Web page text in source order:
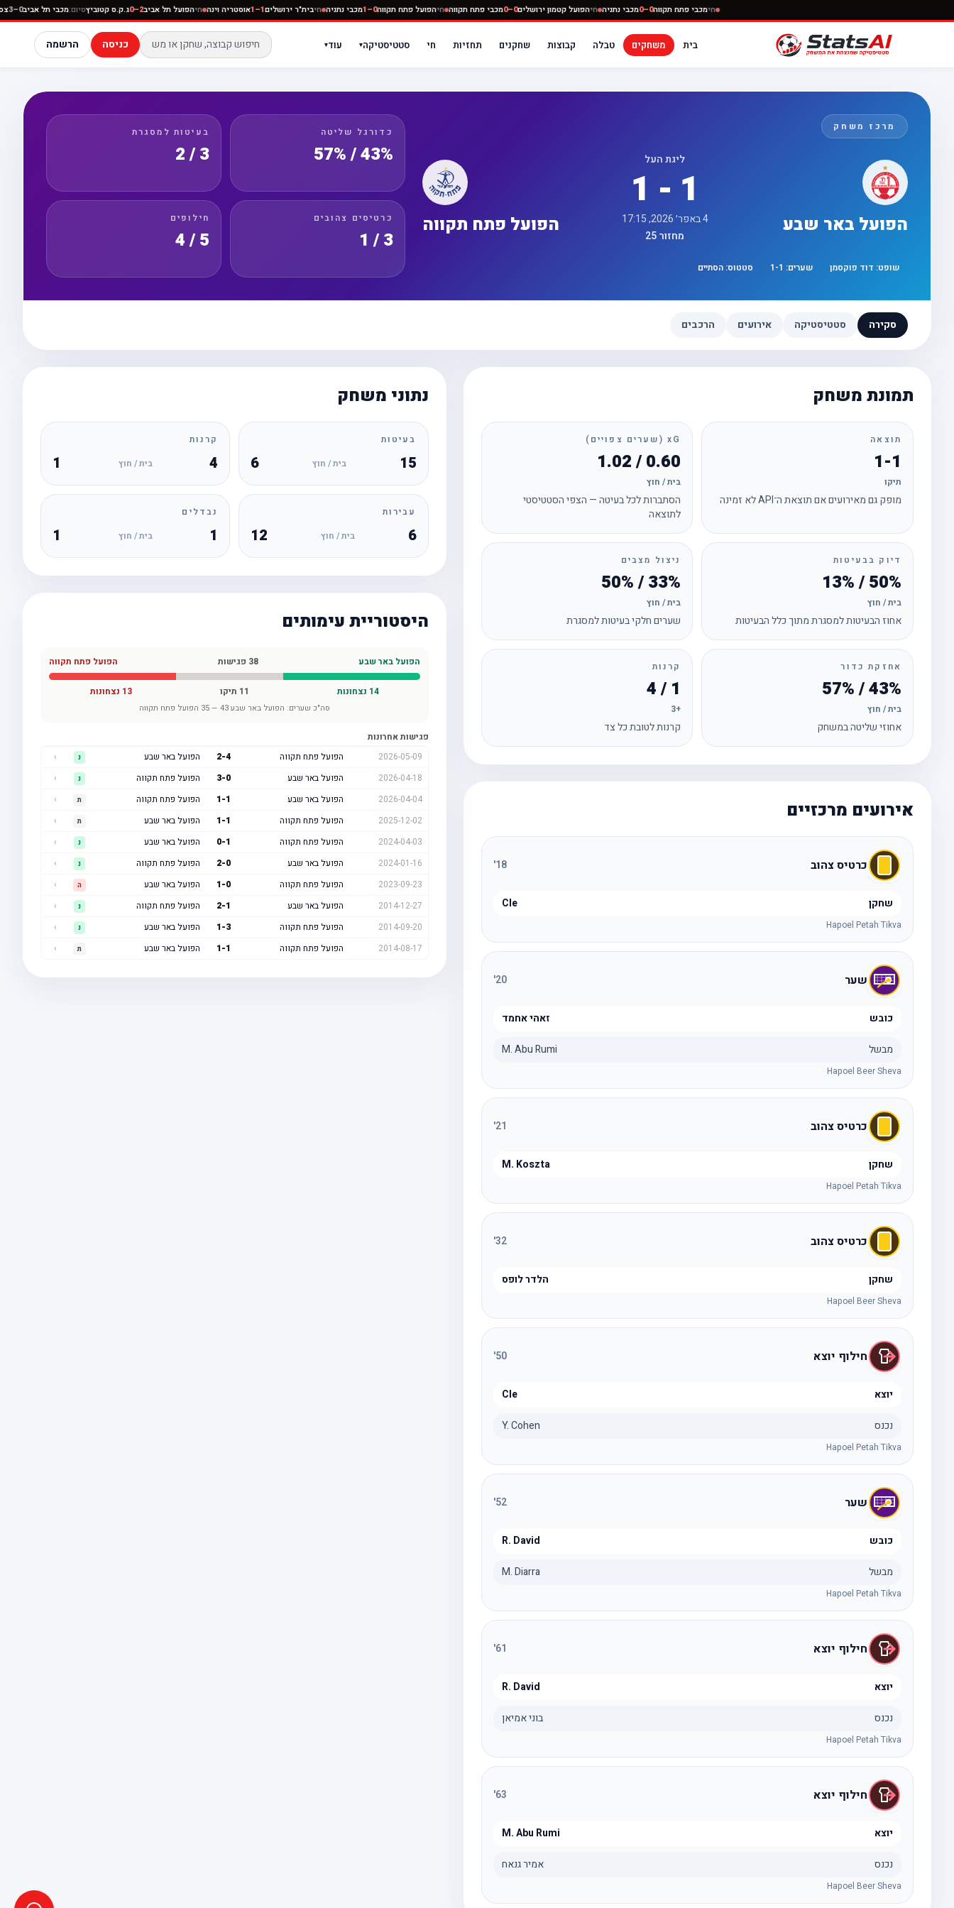
חימכבי פתח תקווה0–0 מכבי נתניה חיהפועל קטמון ירושלים0–0 מכבי פתח תקווה חיהפועל פתח תקווה0–1 מכבי נתניה חיבית"ר ירושלים1–1 אוסטריה וינה חיהפועל תל אביב2–0 ג.ק.ס קטוביץסיום:מכבי
בית משחקים טבלה קבוצות שחקנים תחזיות חי סטטיסטיקה▾ עוד▾ כניסה הרשמה
מרכז משחק
הפועל באר שבע
ליגת העל
1 - 1
4 באפר׳ 2026, 17:15
מחזור 25
הפועל פתח תקווה
שופט: דוד פוקסמן שערים: 1-1 סטטוס: הסתיים
כדורגל שליטה
43% / 57%
בעיטות למסגרת
3 / 2
כרטיסים צהובים
3 / 1
חילופים
5 / 4
סקירה סטטיסטיקה אירועים הרכבים
תמונת משחק
תוצאה
1-1
תיקו
מופק גם מאירועים אם תוצאת ה־API לא זמינה
xG (שערים צפויים)
0.60 / 1.02
בית / חוץ
הסתברות לכל בעיטה — הצפי הסטטיסטי
לתוצאה
דיוק בבעיטות
50% / 13%
בית / חוץ
אחוז הבעיטות למסגרת מתוך כלל הבעיטות
ניצול מצבים
33% / 50%
בית / חוץ
שערים חלקי בעיטות למסגרת
אחזקת כדור
43% / 57%
בית / חוץ
אחוזי שליטה במשחק
קרנות
1 / 4
+3
קרנות לטובת כל צד
אירועים מרכזיים
כרטיס צהוב 18
'
שחקן Cle
Hapoel Petah Tikva
שער 20
'
כובש זאהי אחמד
מבשל M. Abu Rumi
Hapoel Beer Sheva
כרטיס צהוב 21
'
שחקן M. Koszta
Hapoel Petah Tikva
כרטיס צהוב 32
'
שחקן הלדר לופס
Hapoel Beer Sheva
חילוף יוצא 50
'
יוצא Cle
נכנס Y. Cohen
Hapoel Petah Tikva
שער 52
'
כובש R. David
מבשל M. Diarra
Hapoel Petah Tikva
חילוף יוצא 61
'
יוצא R. David
נכנס בוני אמיאן
Hapoel Petah Tikva
חילוף יוצא 63
'
יוצא M. Abu Rumi
נכנס אמיר גנאח
Hapoel Beer Sheva
נתוני משחק
בעיטות
15 בית / חוץ 6
קרנות
4 בית / חוץ 1
עבירות
6 בית / חוץ 12
נבדלים
1 בית / חוץ 1
היסטוריית עימותים
הפועל באר שבע 38 פגישות הפועל פתח תקווה
14 נצחונות 11 תיקו 13 נצחונות
סה"כ שערים: הפועל באר שבע43
—
35 הפועל פתח תקווה
פגישות אחרונות
2026-05-09
הפועל פתח תקווה 2-4 הפועל באר שבע נ
›
2026-04-18
הפועל באר שבע 3-0 הפועל פתח תקווה נ
›
2026-04-04
הפועל באר שבע 1-1 הפועל פתח תקווה ת
›
2025-12-02
הפועל פתח תקווה 1-1 הפועל באר שבע ת
›
2024-04-03
הפועל פתח תקווה 0-1 הפועל באר שבע נ
›
2024-01-16
הפועל באר שבע 2-0 הפועל פתח תקווה נ
›
2023-09-23
הפועל פתח תקווה 1-0 הפועל באר שבע ה
›
2014-12-27
הפועל באר שבע 2-1 הפועל פתח תקווה נ
›
2014-09-20
הפועל פתח תקווה 1-3 הפועל באר שבע נ
›
2014-08-17
הפועל פתח תקווה 1-1 הפועל באר שבע ת ›